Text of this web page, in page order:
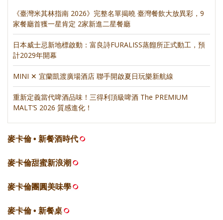
《臺灣米其林指南 2026》完整名單揭曉 臺灣餐飲大放異彩，9
家餐廳首獲一星肯定 2家新進二星餐廳
日本威士忌新地標啟動：富良詩FURALISS蒸餾所正式動工，預
計2029年開幕
MINI ✕ 宜蘭凱渡廣場酒店 聯手開啟夏日玩樂新航線
重新定義當代啤酒品味！三得利頂級啤酒 The PREMIUM
MALT’S 2026 質感進化！
麥卡倫 • 新餐酒時代
麥卡倫甜蜜新浪潮
麥卡倫團圓美味學
麥卡倫 • 新餐桌